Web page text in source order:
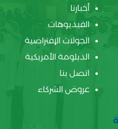
أخبارنا
الفيديوهات
الجولات الإفتراضية
الدبلومة الأمريكية
اتصل بنا
عروض الشركاء